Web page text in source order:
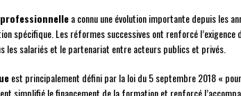
a connu une évolution importante depuis les
spécifique. Les réformes successives ont renforcé
les salariés et le partenariat entre acteurs publics et privés.
est principalement défini par la loi du 5 septembre 2018 «
simplifié le financement de la formation et renforcé